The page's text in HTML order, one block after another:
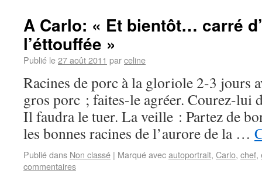
A Carlo: « Et bientôt… carré
l’éttouffée »
Publié le27 août 2011 parceline
Racines de porc à la gloriole 2-3 jours
gros porc ; faites-le agréer. Courez-lui
Il faudra le tuer. La veille : Partez de
les bonnes racines de l’aurore de la …
Publié dans Non classé | Marqué avecautoportrait, Carlo, chef,
commentaires